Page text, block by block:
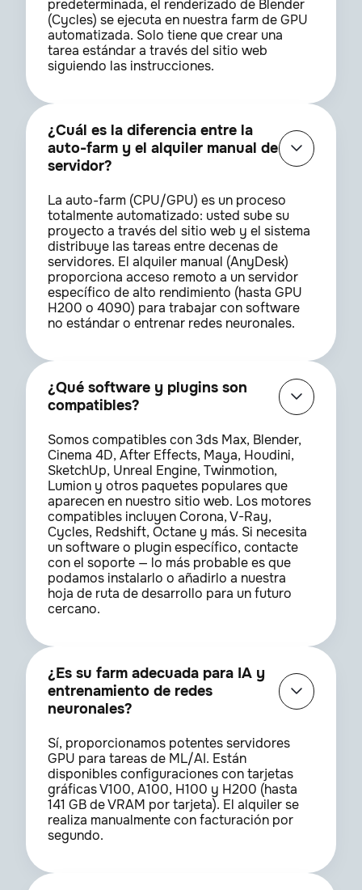
predeterminada, el renderizado de Blender
(Cycles) se ejecuta en nuestra farm de GPU
automatizada. Solo tiene que crear una
tarea estándar a través del sitio web
siguiendo las instrucciones.
¿Cuál es la diferencia entre la
auto-farm y el alquiler manual de
servidor?
La auto-farm (CPU/GPU) es un proceso
totalmente automatizado: usted sube su
proyecto a través del sitio web y el sistema
distribuye las tareas entre decenas de
servidores. El alquiler manual (AnyDesk)
proporciona acceso remoto a un servidor
específico de alto rendimiento (hasta GPU
H200 o 4090) para trabajar con software
no estándar o entrenar redes neuronales.
¿Qué software y plugins son
compatibles?
Somos compatibles con 3ds Max, Blender,
Cinema 4D, After Effects, Maya, Houdini,
SketchUp, Unreal Engine, Twinmotion,
Lumion y otros paquetes populares que
aparecen en nuestro sitio web. Los motores
compatibles incluyen Corona, V-Ray,
Cycles, Redshift, Octane y más. Si necesita
un software o plugin específico, contacte
con el soporte — lo más probable es que
podamos instalarlo o añadirlo a nuestra
hoja de ruta de desarrollo para un futuro
cercano.
¿Es su farm adecuada para IA y
entrenamiento de redes
neuronales?
Sí, proporcionamos potentes servidores
GPU para tareas de ML/AI. Están
disponibles configuraciones con tarjetas
gráficas V100, A100, H100 y H200 (hasta
141 GB de VRAM por tarjeta). El alquiler se
realiza manualmente con facturación por
segundo.